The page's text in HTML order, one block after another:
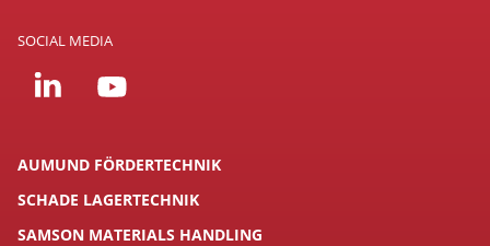
SOCIAL MEDIA
AUMUND FÖRDERTECHNIK
SCHADE LAGERTECHNIK
SAMSON MATERIALS HANDLING